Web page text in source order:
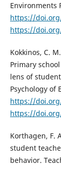
Environments
https://
https://
Kokkinos, C.
Primary
lens of
Psychology of
https://
https://
Korthagen, F.
student
behavior.